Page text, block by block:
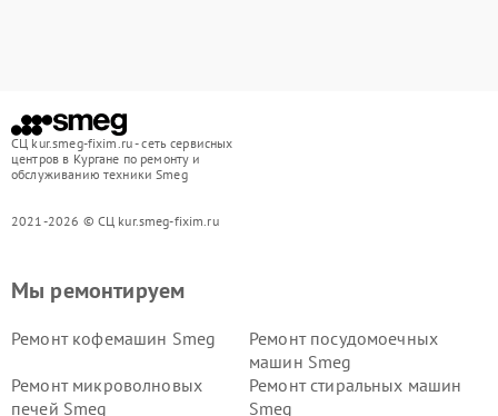
СЦ kur.smeg-fixim.ru - сеть сервисных
центров в Кургане по ремонту и
обслуживанию техники Smeg
2021-2026 © СЦ kur.smeg-fixim.ru
Мы ремонтируем
Ремонт кофемашин Smeg
Ремонт посудомоечных
машин Smeg
Ремонт микроволновых
печей Smeg
Ремонт стиральных машин
Smeg